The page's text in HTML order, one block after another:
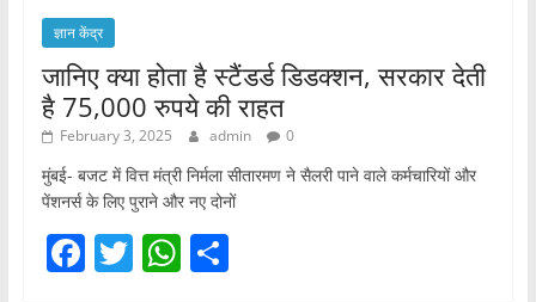
ज्ञान केंद्र
जानिए क्या होता है स्टैंडर्ड डिडक्शन, सरकार देती
है 75,000 रुपये की राहत
February 3, 2025 admin 0
मुंबई- बजट में वित्त मंत्री निर्मला सीतारमण ने सैलरी पाने वाले कर्मचारियों और
पेंशनर्स के लिए पुराने और नए दोनों
F T W S